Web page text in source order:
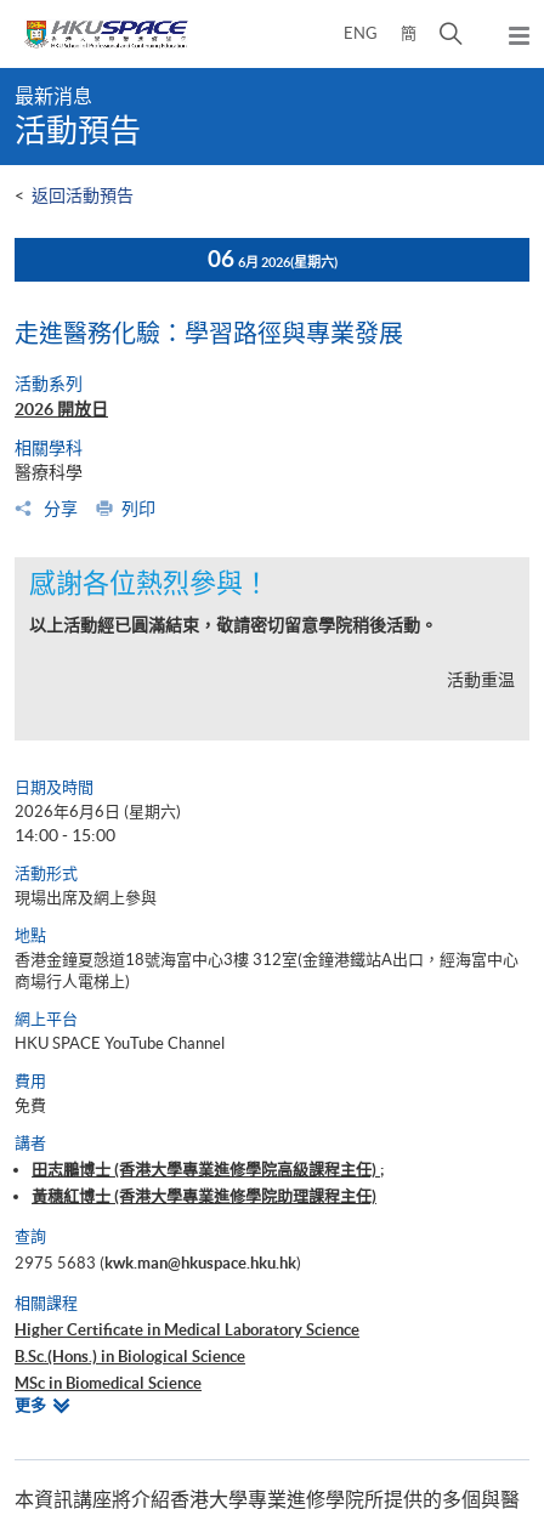
content
ENG 簡
開
彈
出
content
start
最新消息
活動預告
< 返回活動預告
06 6月 2026(星期六)
走進醫務化驗：學習路徑與專業發展
活動系列
2026 開放日
相關學科
醫療科學
分享
列印
感謝各位熱烈參與！
以上活動經已圓滿結束，敬請密切留意學院稍後活動。
活動重温
日期及時間
2026年6月6日 (星期六)
14:00 - 15:00
活動形式
現場出席及網上參與
地點
香港金鐘夏慤道18號海富中心3樓 312室(金鐘港鐵站A出口，經海富中心
商場行人電梯上)
網上平台
HKU SPACE YouTube Channel
費用
免費
講者
田志鵬博士 (香港大學專業進修學院高級課程主任) ;
黃穗紅博士 (香港大學專業進修學院助理課程主任)
查詢
2975 5683 (kwk.man@hkuspace.hku.hk)
相關課程
Higher Certificate in Medical Laboratory Science
B.Sc.(Hons.) in Biological Science
MSc in Biomedical Science
Advanced Diploma in Bioscience
Postgraduate Certificate in Bioinformatics for Medical Laboratory
Technologists
更多相
本資訊講座將介紹香港大學專業進修學院所提供的多個與醫